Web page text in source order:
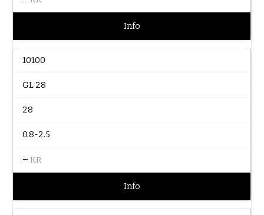
Info
10100
GL 28
28
0.8-2.5
– KR
Info